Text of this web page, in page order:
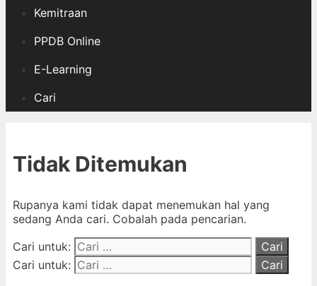
Kemitraan
PPDB Online
E-Learning
Cari
Tidak Ditemukan
Rupanya kami tidak dapat menemukan hal yang
sedang Anda cari. Cobalah pada pencarian.
Cari untuk:
Cari untuk: